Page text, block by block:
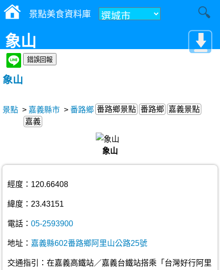
景點美食資料庫
象山
象山
景點 > 嘉義縣市 > 番路鄉 番路鄉景點 番路鄉 嘉義景點
嘉義
象山
經度：120.66408
緯度：23.43151
電話： 05-2593900
地址： 嘉義縣602番路鄉阿里山公路25號
交通指引：在嘉義高鐵站／嘉義台鐵站搭乘「台灣好行阿里